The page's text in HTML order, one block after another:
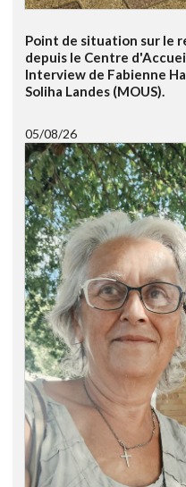
Point de situation sur le
depuis le Centre
Interview de Fabienne
Soliha Landes (MOUS).
05/08/26